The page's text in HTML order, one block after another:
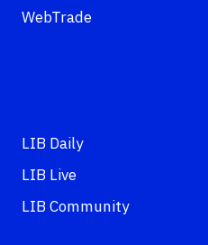
WebTrade
LIB Daily
LIB Live
LIB Community